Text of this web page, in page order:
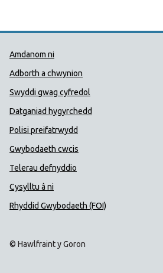
Dolenni Cymorth
Amdanom ni
Adborth a chwynion
Swyddi gwag cyfredol
Datganiad hygyrchedd
Polisi preifatrwydd
Gwybodaeth cwcis
Telerau defnyddio
Cysylltu â ni
Rhyddid Gwybodaeth (FOI)
© Hawlfraint y Goron